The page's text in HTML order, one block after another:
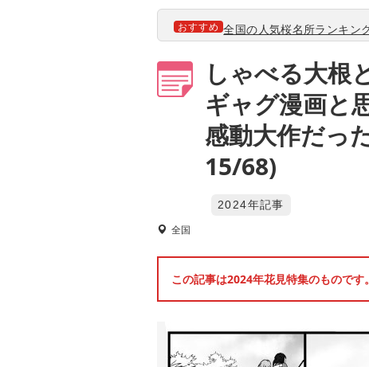
おすすめ 全国の人気桜名所ランキン
しゃべる大根
ギャグ漫画と
感動大作だっ
15/68)
2024年記事
全国
この記事は2024年花見特集のものです